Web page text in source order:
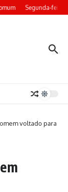
Segunda-feira
voltado para